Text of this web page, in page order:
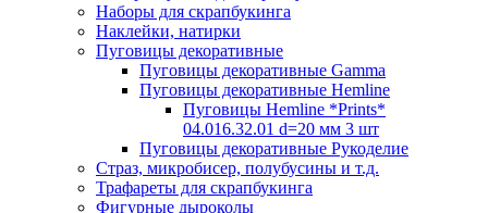
Наборы для скрапбукинга
Наклейки, натирки
Пуговицы декоративные
Пуговицы декоративные Gamma
Пуговицы декоративные Hemline
Пуговицы Hemline *Prints*
04.016.32.01 d=20 мм 3 шт
Пуговицы декоративные Рукоделие
Страз, микробисер, полубусины и т.д.
Трафареты для скрапбукинга
Фигурные дыроколы